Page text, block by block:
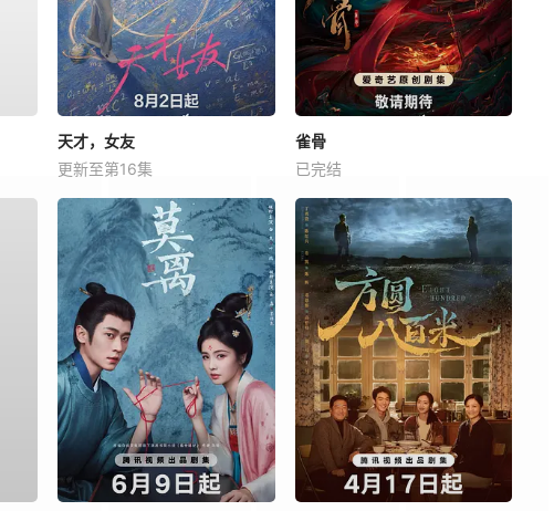
天才，女友
更新至第16集
雀骨
已完结